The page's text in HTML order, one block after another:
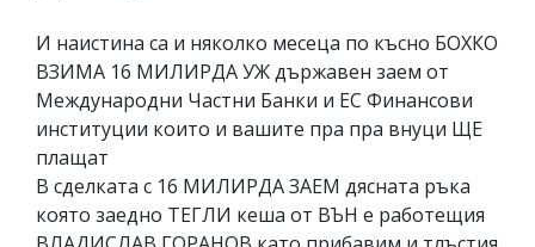
И наистина са и няколко месеца по късно БОХКО
ВЗИМА 16 МИЛИРДА УЖ държавен заем от
Международни Частни Банки и ЕС Финансови
институции които и вашите пра пра внуци ЩЕ
плащат
В сделката с 16 МИЛИРДА ЗАЕМ дясната ръка
която заедно ТЕГЛИ кеша от ВЪН е работещия